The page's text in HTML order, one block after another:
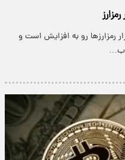
رمزارزها رو به افزایش است و